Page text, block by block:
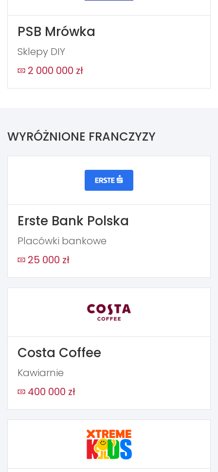
PSB Mrówka
Sklepy DIY
2 000 000 zł
WYRÓŻNIONE FRANCZYZY
Erste Bank Polska
Placówki bankowe
25 000 zł
Costa Coffee
Kawiarnie
400 000 zł